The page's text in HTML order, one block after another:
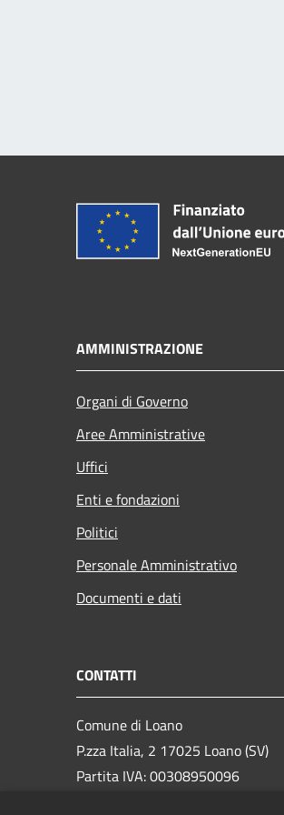
AMMINISTRAZIONE
Organi di Governo
Aree Amministrative
Uffici
Enti e fondazioni
Politici
Personale Amministrativo
Documenti e dati
CONTATTI
Comune di Loano
P.zza Italia, 2 17025 Loano (SV)
Partita IVA: 00308950096